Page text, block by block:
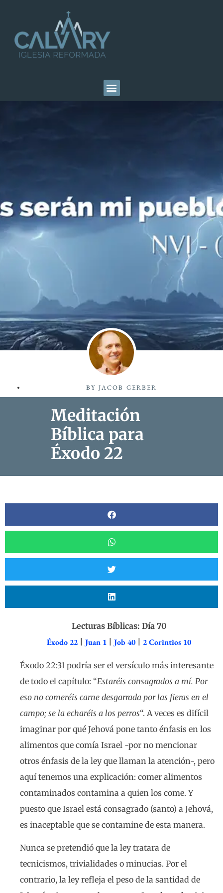
BY JACOB GERBER
Meditación
Bíblica para
Éxodo 22
Lecturas Bíblicas: Día 70
Éxodo 22| Juan 1 Job 40 2 Corintios 10
Éxodo 22:31 podría ser el versículo más interesante
de todo el capítulo: “Estaréis consagrados a mí. Por
eso no comeréis carne desgarrada por las fieras en el
campo; se la echaréis a los perros“. A veces es difícil
imaginar por qué Jehová pone tanto énfasis en los
alimentos que comía Israel -por no mencionar
otros énfasis de la ley que llaman la atención-, pero
aquí tenemos una explicación: comer alimentos
contaminados contamina a quien los come. Y
puesto que Israel está consagrado (santo) a Jehová,
es inaceptable que se contamine de esta manera.
Nunca se pretendió que la ley tratara de
tecnicismos, trivialidades o minucias. Por el
contrario, la ley refleja el peso de la santidad de